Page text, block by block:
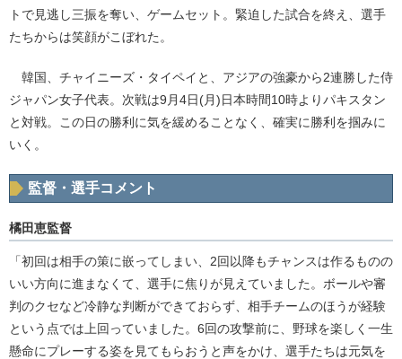
トで見逃し三振を奪い、ゲームセット。緊迫した試合を終え、選手
たちからは笑顔がこぼれた。
韓国、チャイニーズ・タイペイと、アジアの強豪から2連勝した侍
ジャパン女子代表。次戦は9月4日(月)日本時間10時よりパキスタン
と対戦。この日の勝利に気を緩めることなく、確実に勝利を掴みに
いく。
監督・選手コメント
橘田恵監督
「初回は相手の策に嵌ってしまい、2回以降もチャンスは作るものの
いい方向に進まなくて、選手に焦りが見えていました。ボールや審
判のクセなど冷静な判断ができておらず、相手チームのほうが経験
という点では上回っていました。6回の攻撃前に、野球を楽しく一生
懸命にプレーする姿を見てもらおうと声をかけ、選手たちは元気を